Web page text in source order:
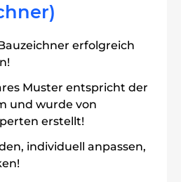
erfolgreich
Muster entspricht der
und wurde von
erstellt!
individuell anpassen,